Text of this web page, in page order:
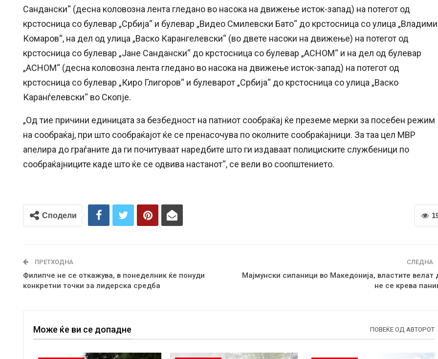
Сандански“ (десна коловозна лента гледано во насока на движење исток-запад) на потегот од
крстосница со булевар „Србија“ и булевар „Видео Смилевски Бато“ до крстосница со улица
Комаров“, на дел од улица „Васко Карангелевски“ (во двете насоки на движење) на потегот од
крстосница со булевар „Јане Сандански“ до крстосница со булевар „АСНОМ“ и на дел од булевар
„АСНОМ“ (десна коловозна лента гледано во насока на движење исток-запад) на потегот од
крстосница со булевар „Киро Глигоров“ и булеварот „Србија“ до крстосница со улица „Васко
Каранѓелевски“ во Скопје.
„Од тие причини единицата за безбедност на патниот сообраќај ќе преземе мерки за посебен режим
на сообраќај, при што сообраќајот ќе се пренасочува по околните сообраќајници. За таа цел МВР
апелира до граѓаните да ги почитуваат наредбите што ги издаваат полициските службеници по
сообраќајниците каде што ќе се одвива настанот“, се вели во соопштението.
Сподели
ПРЕТХОДНА
Филипче не се откажува, в понеделник ќе понуди
конкретни точки за лидерска средба
СЛЕДНА
Мајмунски сипаници во Македонија, властите велат
не се крева
Може ќе ви се допадне ПОВЕЌЕ ОД АВТОРОТ